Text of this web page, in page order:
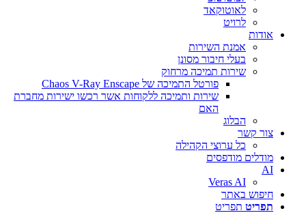
לאוטוקאד
לרויט
אודות
אמנת השירות
בעלי חיבור מסונן
שירות תמיכה מרחוק
פורטל התמיכה של Chaos V-Ray Enscape
שירות ותמיכה ללקוחות אשר רכשו ישירות מחברת
האם
הבלוג
צור קשר
כל ערוצי הקהילה
מודלים מודפסים
AI
Veras AI
חיפוש באתר
תפריט תפריט